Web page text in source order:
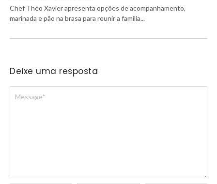
Chef Théo Xavier apresenta opções de acompanhamento,
marinada e pão na brasa para reunir a família...
Deixe uma resposta